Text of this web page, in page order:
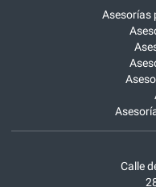
Asesorías
Calle